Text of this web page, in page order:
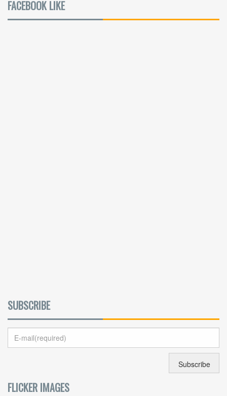
FACEBOOK LIKE
SUBSCRIBE
FLICKER IMAGES